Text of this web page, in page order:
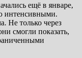
ещё в январе,
интенсивными.
Не только через
смогли показать,